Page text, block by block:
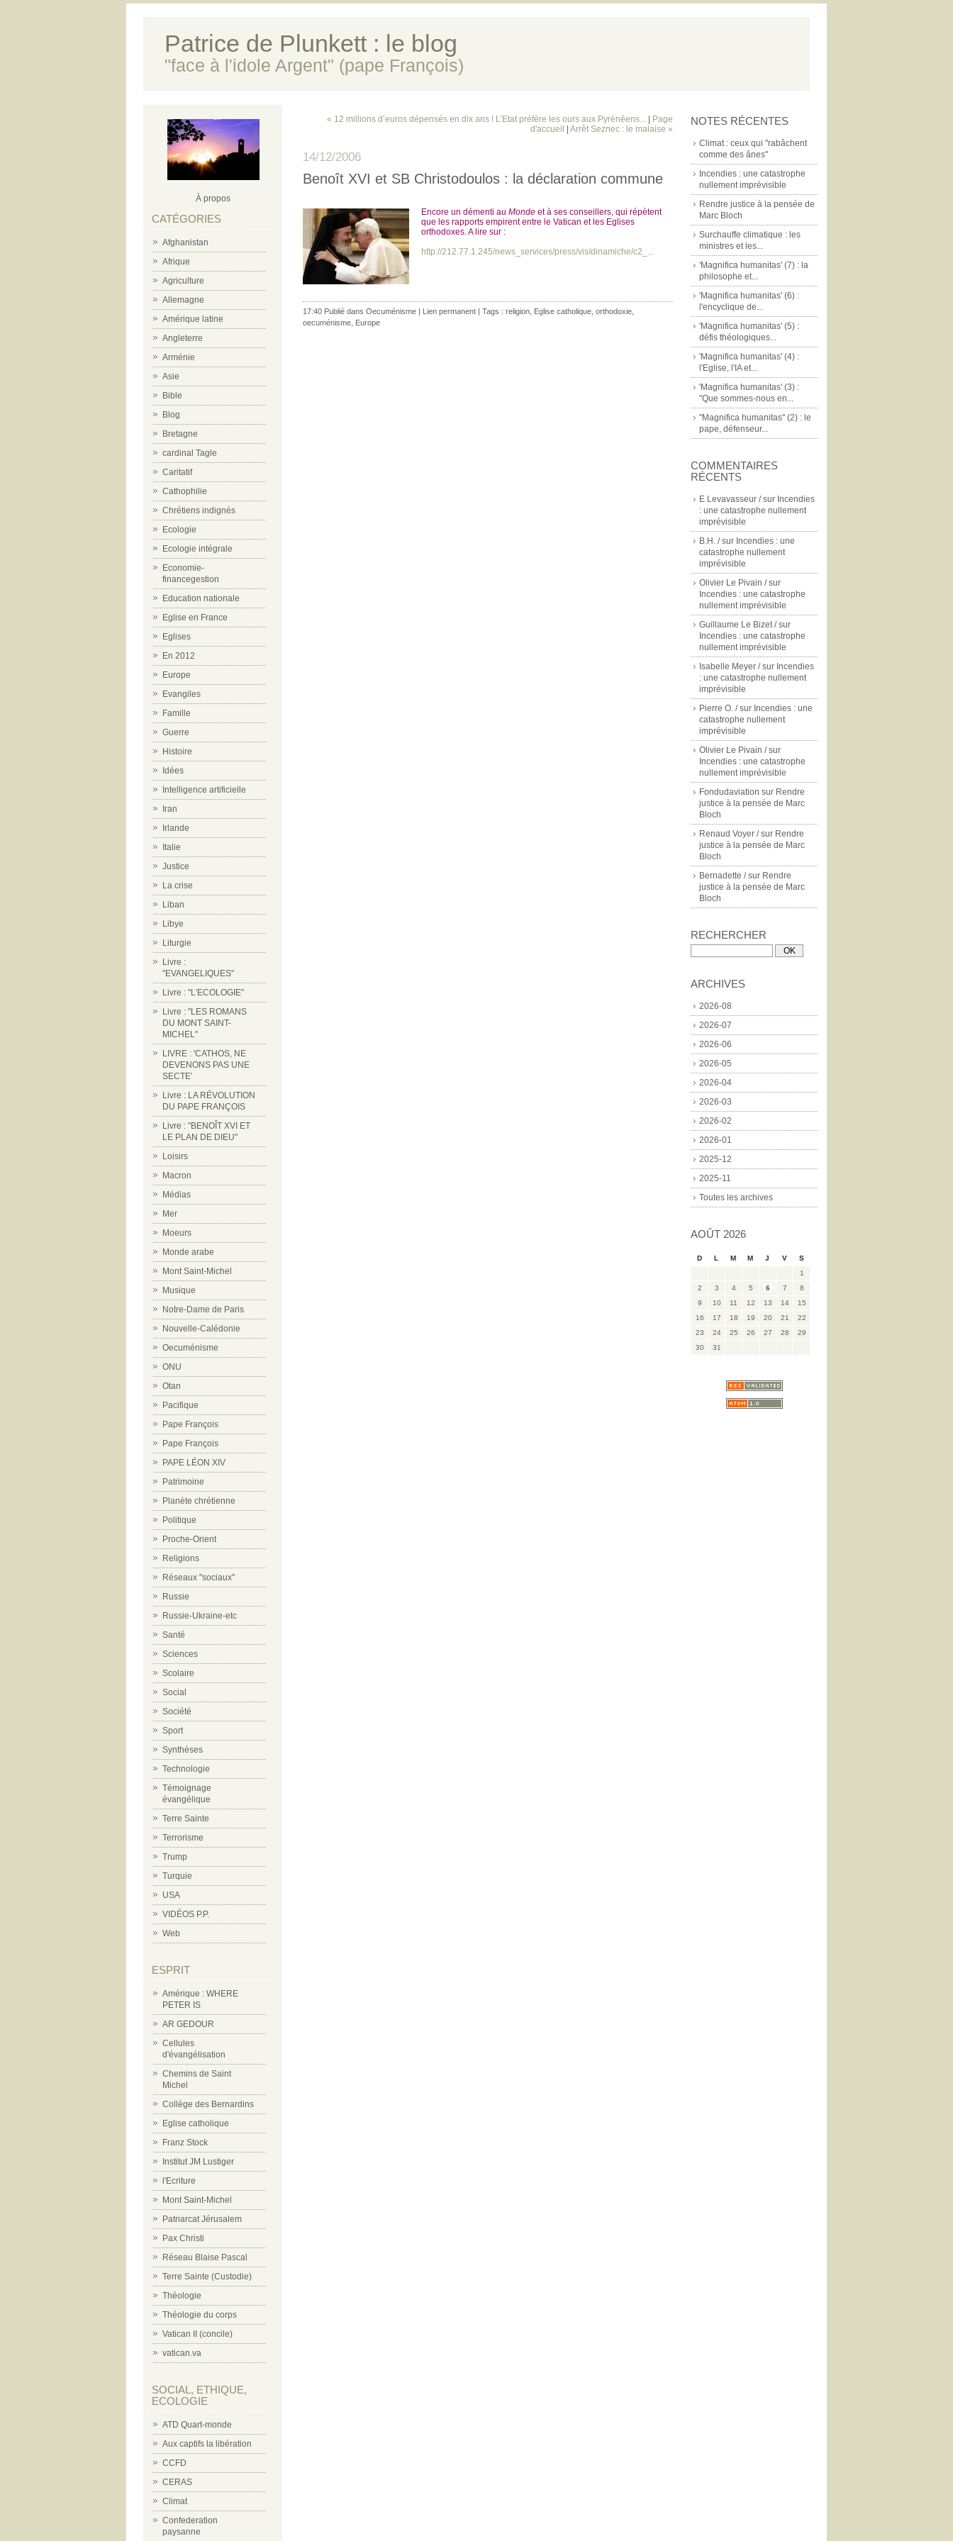
Patrice de Plunkett : le blog
"face à l'idole Argent" (pape François)
À propos
CATÉGORIES
Afghanistan
Afrique
Agriculture
Allemagne
Amérique latine
Angleterre
Arménie
Asie
Bible
Blog
Bretagne
cardinal Tagle
Caritatif
Cathophilie
Chrétiens indignés
Ecologie
Ecologie intégrale
Economie-
financegestion
Education nationale
Eglise en France
Eglises
En 2012
Europe
Evangiles
Famille
Guerre
Histoire
Idées
Intelligence artificielle
Iran
Irlande
Italie
Justice
La crise
Liban
Libye
Liturgie
Livre :
"EVANGELIQUES"
Livre : "L'ECOLOGIE"
Livre : "LES ROMANS
DU MONT SAINT-
MICHEL"
LIVRE : 'CATHOS, NE
DEVENONS PAS UNE
SECTE'
Livre : LA RÉVOLUTION
DU PAPE FRANÇOIS
Livre : "BENOÎT XVI ET
LE PLAN DE DIEU"
Loisirs
Macron
Médias
Mer
Moeurs
Monde arabe
Mont Saint-Michel
Musique
Notre-Dame de Paris
Nouvelle-Calédonie
Oecuménisme
ONU
Otan
Pacifique
Pape François
Pape François
PAPE LÉON XIV
Patrimoine
Planète chrétienne
Politique
Proche-Orient
Religions
Réseaux "sociaux"
Russie
Russie-Ukraine-etc
Santé
Sciences
Scolaire
Social
Société
Sport
Synthèses
Technologie
Témoignage
évangélique
Terre Sainte
Terrorisme
Trump
Turquie
USA
VIDÉOS P.P.
Web
ESPRIT
Amérique : WHERE
PETER IS
AR GEDOUR
Cellules
d'évangélisation
Chemins de Saint
Michel
Collège des Bernardins
Eglise catholique
Franz Stock
Institut JM Lustiger
l'Ecriture
Mont Saint-Michel
Patriarcat Jérusalem
Pax Christi
Réseau Blaise Pascal
Terre Sainte (Custodie)
Théologie
Théologie du corps
Vatican II (concile)
vatican.va
SOCIAL, ETHIQUE,
ECOLOGIE
ATD Quart-monde
Aux captifs la libération
CCFD
CERAS
Climat
Confederation
paysanne
NOTES RÉCENTES
Climat : ceux qui "rabâchent
comme des ânes"
Incendies : une catastrophe
nullement imprévisible
Rendre justice à la pensée de
Marc Bloch
Surchauffe climatique : les
ministres et les...
'Magnifica humanitas' (7) : la
philosophe et...
'Magnifica humanitas' (6) :
l'encyclique de...
'Magnifica humanitas' (5) :
défis théologiques...
'Magnifica humanitas' (4) :
l'Eglise, l'IA et...
'Magnifica humanitas' (3) :
"Que sommes-nous en...
"Magnifica humanitas" (2) : le
pape, défenseur...
COMMENTAIRES
RÉCENTS
E Levavasseur /sur Incendies
: une catastrophe nullement
imprévisible
B.H. /sur Incendies : une
catastrophe nullement
imprévisible
Olivier Le Pivain /sur
Incendies : une catastrophe
nullement imprévisible
Guillaume Le Bizet /sur
Incendies : une catastrophe
nullement imprévisible
Isabelle Meyer /sur Incendies
: une catastrophe nullement
imprévisible
Pierre O. /sur Incendies : une
catastrophe nullement
imprévisible
Olivier Le Pivain /sur
Incendies : une catastrophe
nullement imprévisible
Fondudaviation sur Rendre
justice à la pensée de Marc
Bloch
Renaud Voyer /sur Rendre
justice à la pensée de Marc
Bloch
Bernadette /sur Rendre
justice à la pensée de Marc
Bloch
RECHERCHER
ARCHIVES
2026-08
2026-07
2026-06
2026-05
2026-04
2026-03
2026-02
2026-01
2025-12
2025-11
Toutes les archives
AOÛT 2026
D L M M J V
S
1
2
3 4 5 6 7
8
9
10 11 12 13 14
15
16
17 18 19 20 21
22
23
24 25 26 27 28
29
30
31
« 12 millions d’euros dépensés en dix ans ! L’Etat préfère les ours aux Pyrénéens...
Page
d'accueil
Arrêt Seznec : le malaise »
14/12/2006
Benoît XVI et SB Christodoulos : la déclaration commune
Encore un démenti au Mondeet à ses conseillers, qui répètent
que les rapports empirent entre le Vatican et les Eglises
orthodoxes. A lire sur :
http://212.77.1.245/news_services/press/vis/dinamiche/c2_...
17:40 Publié dans Oecuménisme | Lien permanent | Tags : religion Eglise catholique orthodoxie
oecuménisme Europe